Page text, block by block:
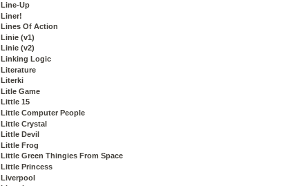
Line-Up
Liner!
Lines Of Action
Linie (v1)
Linie (v2)
Linking Logic
Literature
Literki
Litle Game
Little 15
Little Computer People
Little Crystal
Little Devil
Little Frog
Little Green Thingies From Space
Little Princess
Liverpool